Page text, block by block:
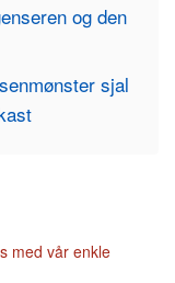
og den
sjal
med vår enkle